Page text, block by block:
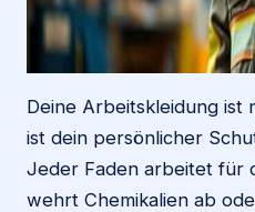
Deine Arbeitskleidung ist
ist dein persönlicher
Jeder Faden arbeitet für
wehrt Chemikalien ab